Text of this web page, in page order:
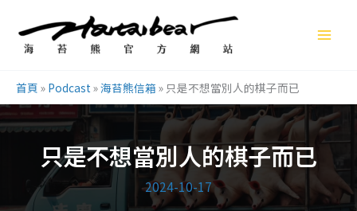
容
首頁 » Podcast »海苔熊信箱 » 只是不想當別人的棋子而已
只是不想當別人的棋子而已
2024-10-17